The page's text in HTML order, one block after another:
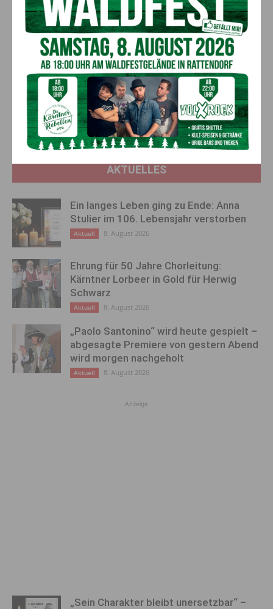
45 Jahre lang verschollene Ringlein wird bei der Goldenen
Hochzeit zum wirklich außergewöhnlichen Geschenk! Günters
Worte nach dem Fund: „I mächt jo nix sogn, oba i glab i hob
den Ring jetz gfunden”.
Vorheriger Artikel
Marina Kalt holte mit Adonis
EM-Silber
Nächster Artikel
Von der
Wiederherstellungsanstalt zur
Gailtal-Klinik
AKTUELLES
Ein langes Leben ging zu Ende: Anna
Stulier im 106. Lebensjahr verstorben
Aktuell 8. August 2026
Ehrung für 50 Jahre Chorleitung:
Kärntner Lorbeer in Gold für Herwig
Schwarz
Aktuell 8. August 2026
„Paolo Santonino“ wird heute gespielt –
abgesagte Premiere von gestern Abend
wird morgen nachgeholt
Aktuell 8. August 2026
Anzeige
„Sein Charakter bleibt unersetzbar“ –